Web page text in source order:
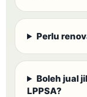
Perlu
Boleh jual
LPPSA?